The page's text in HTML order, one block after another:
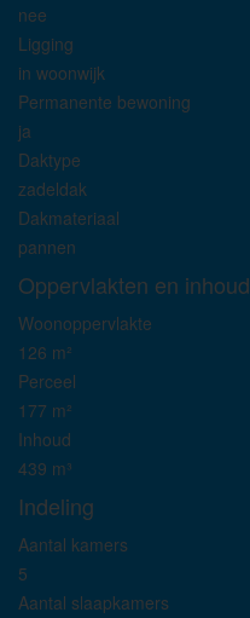
nee
Ligging
in woonwijk
Permanente bewoning
ja
Daktype
zadeldak
Dakmateriaal
pannen
Oppervlakten en inhoud
Woonoppervlakte
126 m²
Perceel
177 m²
Inhoud
439 m³
Indeling
Aantal kamers
5
Aantal slaapkamers